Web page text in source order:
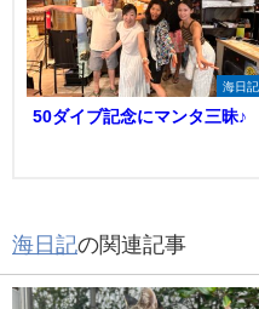
海日記
50ダイブ記念にマンタ三昧♪
海日記の関連記事